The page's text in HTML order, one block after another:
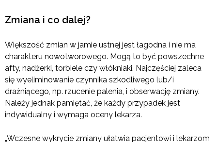
Zmiana i co dalej?
Większość zmian w jamie ustnej jest łagodna i nie ma
charakteru nowotworowego. Mogą to być powszechne
afty, nadżerki, torbiele czy włókniaki. Najczęściej zaleca
się wyeliminowanie czynnika szkodliwego lub/i
drażniącego, np. rzucenie palenia, i obserwację zmiany.
Należy jednak pamiętać, że każdy przypadek jest
indywidualny i wymaga oceny lekarza.
„Wczesne wykrycie zmiany ułatwia pacjentowi i lekarzom